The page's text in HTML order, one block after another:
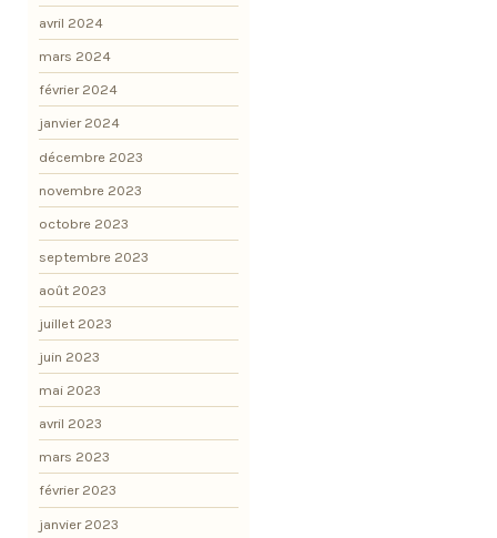
avril 2024
mars 2024
février 2024
janvier 2024
décembre 2023
novembre 2023
octobre 2023
septembre 2023
août 2023
juillet 2023
juin 2023
mai 2023
avril 2023
mars 2023
février 2023
janvier 2023